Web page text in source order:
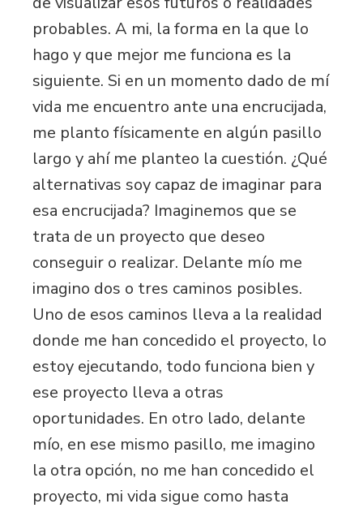
probables. A mi, la forma en la que lo
hago y que mejor me funciona es la
siguiente. Si en un momento dado de mí
vida me encuentro ante una encrucijada,
me planto físicamente en algún pasillo
largo y ahí me planteo la cuestión. ¿Qué
alternativas soy capaz de imaginar para
esa encrucijada? Imaginemos que se
trata de un proyecto que deseo
conseguir o realizar. Delante mío me
imagino dos o tres caminos posibles.
Uno de esos caminos lleva a la realidad
donde me han concedido el proyecto, lo
estoy ejecutando, todo funciona bien y
ese proyecto lleva a otras
oportunidades. En otro lado, delante
mío, en ese mismo pasillo, me imagino
la otra opción, no me han concedido el
proyecto, mi vida sigue como hasta